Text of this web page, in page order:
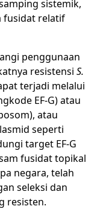
sistemik,
fusidat relatif
penggunaan
resistensi S.
terjadi melalui
EF-G) atau
atau
seperti
target EF-G
fusidat topikal
negara, telah
seleksi dan
resisten.